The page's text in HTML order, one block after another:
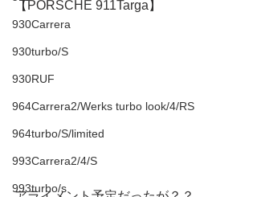
930Carrera
930turbo/S
930RUF
964Carrera2/Werks turbo look/4/RS
964turbo/S/limited
993Carrera2/4/S
993turbo/s
【PORSCHE 911Targa】